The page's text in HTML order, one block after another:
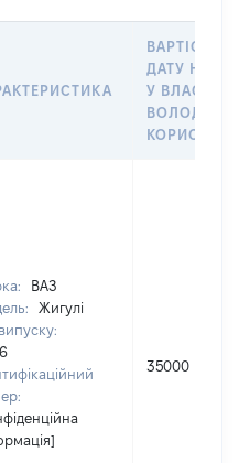
ВАРТІСТЬ
ДАТУ
У
ВАЗ
Жигулі
35000